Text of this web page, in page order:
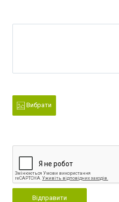
Вибрати
Відправити